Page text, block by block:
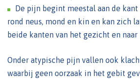
De pijn begint meestal aan de
rond neus, mond en kin en kan zich
beide kanten van het gezicht en naar
Onder atypische pijn vallen ook
waarbij geen oorzaak in het gebit